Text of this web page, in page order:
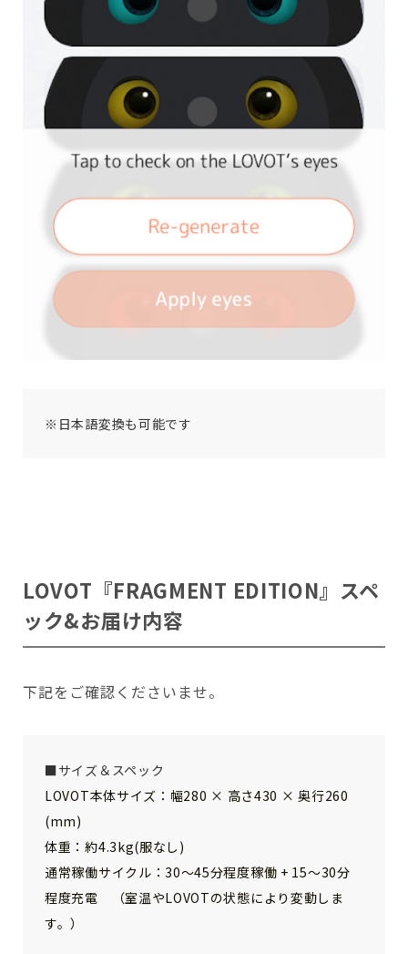
※日本語変換も可能です
LOVOT『FRAGMENT EDITION』スペ
ック&お届け内容
下記をご確認くださいませ。
■サイズ＆スペック
LOVOT本体サイズ：幅280 × 高さ430 × 奥行260
(mm)
体重：約4.3kg(服なし)
通常稼働サイクル：30〜45分程度稼働 + 15〜30分
程度充電 （室温やLOVOTの状態により変動しま
す。）